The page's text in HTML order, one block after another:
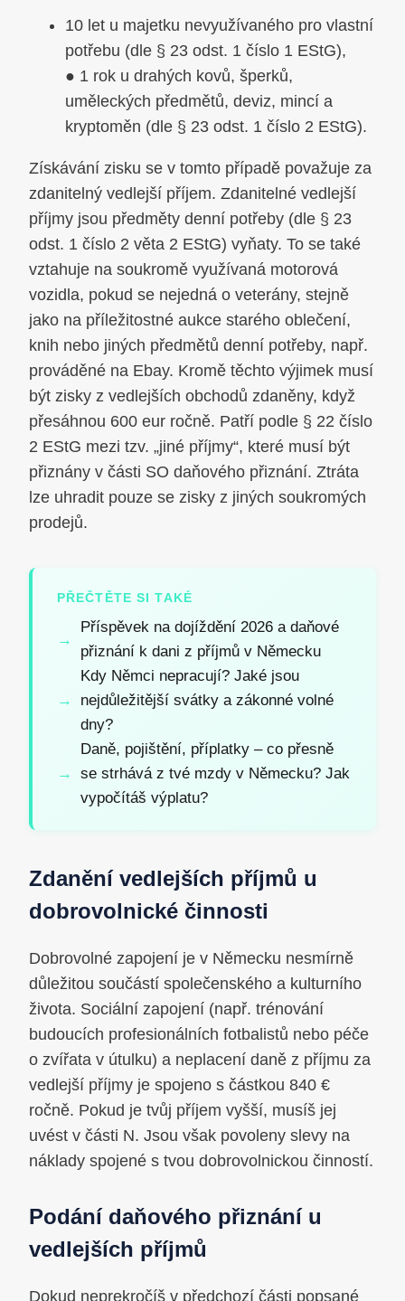
10 let u majetku nevyužívaného pro vlastní
potřebu (dle § 23 odst. 1 číslo 1 EStG),
● 1 rok u drahých kovů, šperků,
uměleckých předmětů, deviz, mincí a
kryptoměn (dle § 23 odst. 1 číslo 2 EStG).
Získávání zisku se v tomto případě považuje za
zdanitelný vedlejší příjem. Zdanitelné vedlejší
příjmy jsou předměty denní potřeby (dle § 23
odst. 1 číslo 2 věta 2 EStG) vyňaty. To se také
vztahuje na soukromě využívaná motorová
vozidla, pokud se nejedná o veterány, stejně
jako na příležitostné aukce starého oblečení,
knih nebo jiných předmětů denní potřeby, např.
prováděné na Ebay. Kromě těchto výjimek musí
být zisky z vedlejších obchodů zdaněny, když
přesáhnou 600 eur ročně. Patří podle § 22 číslo
2 EStG mezi tzv. „jiné příjmy“, které musí být
přiznány v části SO daňového přiznání. Ztráta
lze uhradit pouze se zisky z jiných soukromých
prodejů.
PŘEČTĚTE SI TAKÉ
Příspěvek na dojíždění 2026 a daňové
přiznání k dani z příjmů v Německu
Kdy Němci nepracují? Jaké jsou
nejdůležitější svátky a zákonné volné
dny?
Daně, pojištění, příplatky – co přesně
se strhává z tvé mzdy v Německu? Jak
vypočítáš výplatu?
Zdanění vedlejších příjmů u
dobrovolnické činnosti
Dobrovolné zapojení je v Německu nesmírně
důležitou součástí společenského a kulturního
života. Sociální zapojení (např. trénování
budoucích profesionálních fotbalistů nebo péče
o zvířata v útulku) a neplacení daně z příjmu za
vedlejší příjmy je spojeno s částkou 840 €
ročně. Pokud je tvůj příjem vyšší, musíš jej
uvést v části N. Jsou však povoleny slevy na
náklady spojené s tvou dobrovolnickou činností.
Podání daňového přiznání u
vedlejších příjmů
Dokud neprekročíš v předchozí části popsané